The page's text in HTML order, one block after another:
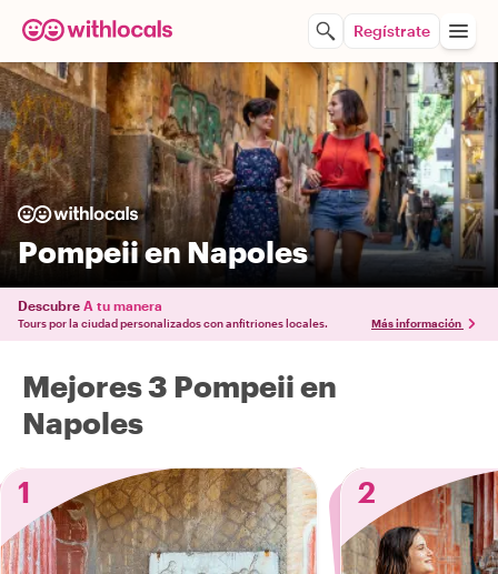
Regístrate
Pompeii en Napoles
Descubre A tu manera
Tours por la ciudad personalizados con anfitriones locales. Más información
Mejores 3 Pompeii en
Napoles
1
2